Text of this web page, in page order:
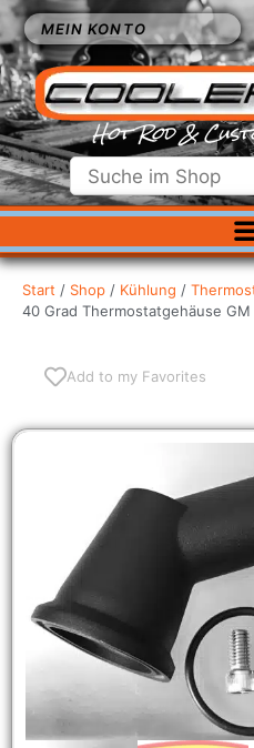
MEIN KONTO
Hot Rod &
Start / Shop / Kühlung /
40 Grad Thermostatgehäuse
Add to my Favorites